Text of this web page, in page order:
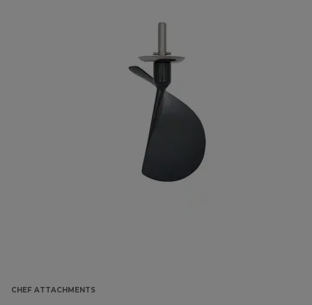
CHEF ATTACHMENTS